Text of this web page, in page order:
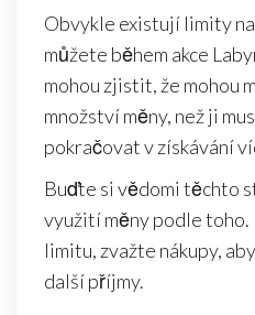
Obvykle existují limity
můžete během akce
mohou zjistit, že mohou
množství měny, než ji
pokračovat v získávání
Buďte si vědomi těchto
využití měny podle toho.
limitu, zvažte nákupy,
další příjmy.